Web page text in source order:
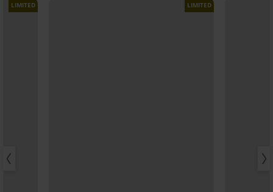
LIMITED LIMITED